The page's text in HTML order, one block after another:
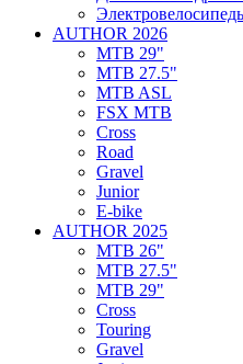
AUTHOR 2026
MTB 29"
MTB 27.5"
MTB ASL
FSX MTB
Cross
Road
Gravel
Junior
E-bike
AUTHOR 2025
MTB 26"
MTB 27.5"
MTB 29"
Cross
Touring
Gravel